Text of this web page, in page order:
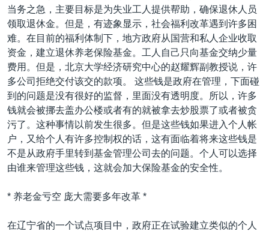
重要讲话与声明
台海两岸关系
南中国海争端
关注西藏
关注新疆
GEN Z 看美国
其他语言网站
当务之急，主要目标是为失业工人提供帮助，确保退休人员
领取退休金。但是，有迹象显示，社会福利改革遇到许多困
难。在目前的福利体制下，地方政府从国营和私人企业收取
资金，建立退休养老保险基金。工人自己只向基金交纳少量
费用。但是，北京大学经济研究中心的赵耀辉副教授说，许
多公司拒绝交付该交的款项。 这些钱是政府在管理，下面碰
到的问题是没有很好的监督，里面没有透明度。所以，许多
钱就会被挪去盖办公楼或者有的就被拿去炒股票了或者被贪
污了。这种事情以前发生很多。但是这些钱如果进入个人帐
户，又给个人有许多控制权的话，这有面临着将来这些钱是
不是从政府手里转到基金管理公司去的问题。个人可以选择
由谁来管理这些钱，这就会加大保险基金的安全性。
* 养老金亏空 庞大需要多年改革 *
在辽宁省的一个试点项目中，政府正在试验建立类似的个人